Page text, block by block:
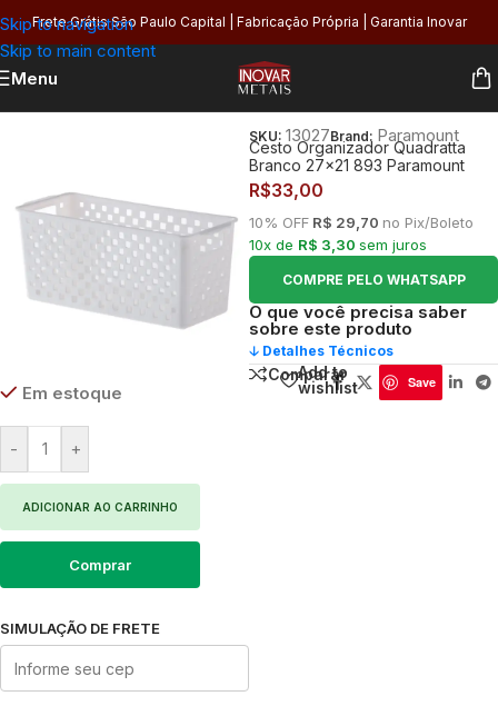
Skip to navigation
Skip to main content
Frete Grátis São Paulo Capital | Fabricação Própria | Garantia Inovar
Menu
Em estoque
- +
ADICIONAR AO CARRINHO
Comprar
SIMULAÇÃO DE FRETE
SKU: 13027Brand: Paramount
Cesto Organizador Quadratta
Branco 27×21 893 Paramount
R$33,00
10% OFF R$ 29,70 no Pix/Boleto
10x de R$ 3,30 sem juros
COMPRE PELO WHATSAPP
O que você precisa saber
sobre este produto
🡣 Detalhes Técnicos
Comparar
Add to
wishlist
Save